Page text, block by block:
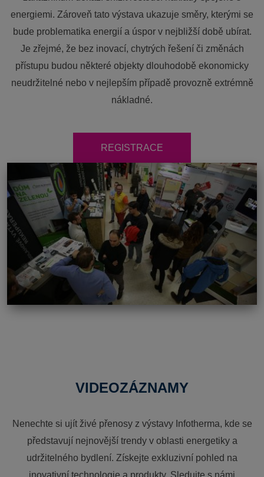
energiemi. Zároveň tato výstava ukazuje směry, kterými se
bude problematika energií a úspor v nejbližší době ubírat.
Je zřejmé, že bez inovací, chytrých řešení či změnách
přístupu budou některé objekty dlouhodobě ekonomicky
neudržitelné nebo v nejlepším případě provozně extrémně
nákladné.
REGISTRACE
VIDEOZÁZNAMY
Nenechte si ujít živé přenosy z výstavy Infotherma, kde se
představují nejnovější trendy v oblasti energetiky a
udržitelného bydlení. Získejte exkluzivní pohled na
inovativní technologie a produkty, Sledujte s námi